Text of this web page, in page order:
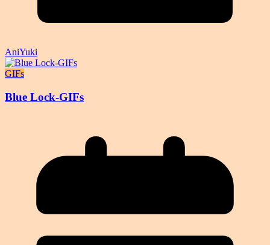
AniYuki
GIFs
Blue Lock-GIFs